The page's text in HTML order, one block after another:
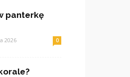
panterkę
2026 0